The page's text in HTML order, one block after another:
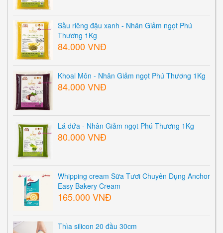
Sầu riêng đậu xanh - Nhân Giảm ngọt Phú
Thương 1Kg
84.000 VNĐ
Khoai Môn - Nhân Giảm ngọt Phú Thương 1Kg
84.000 VNĐ
Lá dứa - Nhân Giảm ngọt Phú Thương 1Kg
80.000 VNĐ
Whipping cream Sữa Tươi Chuyên Dụng Anchor
Easy Bakery Cream
165.000 VNĐ
Thìa silicon 20 đầu 30cm